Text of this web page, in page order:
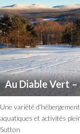
Au Diable Vert
Une variété
aquatiques et activités
Sutton